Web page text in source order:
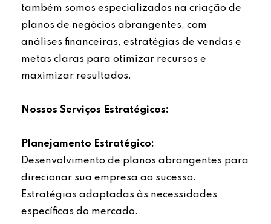
também somos especializados na criação de
planos de negócios abrangentes, com
análises financeiras, estratégias de vendas e
metas claras para otimizar recursos e
maximizar resultados.
Nossos Serviços Estratégicos:
Planejamento Estratégico:
Desenvolvimento de planos abrangentes para
direcionar sua empresa ao sucesso.
Estratégias adaptadas às necessidades
específicas do mercado.